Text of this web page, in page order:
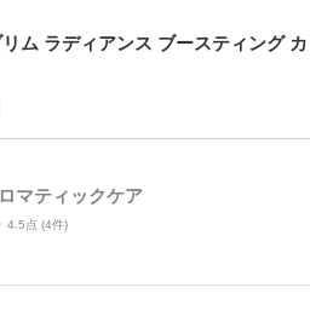
ム ラディアンス ブースティング カ
マティックケア
4.5点 (4件)